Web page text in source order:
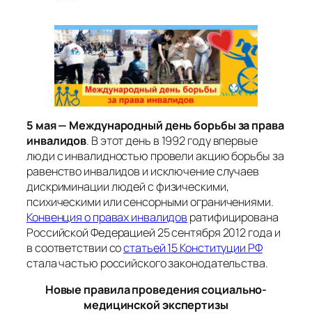
5 мая — Международный день борьбы за права
инвалидов. В этот день в 1992 году впервые
люди с инвалидностью провели акцию борьбы за
равенство инвалидов и исключение случаев
дискриминации людей с физическими,
психическими или сенсорными ограничениями.
Конвенция о правах инвалидов ратифицирована
Российской Федерацией 25 сентября 2012 года и
в соответствии состатьей 15 Конституции РФ
стала частью российского законодательства.
Новые правила проведения социально-
медицинской экспертизы